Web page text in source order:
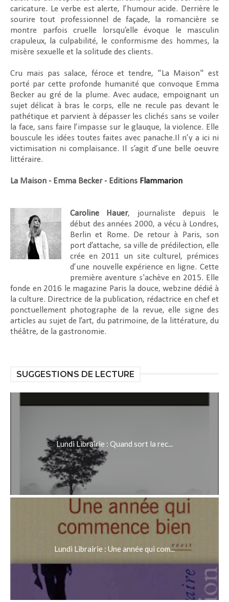
caricature. Le verbe est alerte, l’humour acide. Derrière le
sourire tout professionnel de façade, la romancière se
montre parfois cruelle lorsqu’elle évoque le masculin
crapuleux, la culpabilité, le conformisme des hommes, la
misère sexuelle et la solitude des clients.
Cru mais pas salace, féroce et tendre, " La Maison"est
porté par cette profonde humanité que convoque Emma
Becker au gré de la plume. Avec audace, empoignant un
sujet délicat à bras le corps, elle ne recule pas devant le
pathétique et parvient à dépasser les clichés sans se voiler
la face, sans faire l’impasse sur le glauque, la violence. Elle
bouscule les idées toutes faites avec panache.Il n’y a ici ni
victimisation ni complaisance. Il s’agit d’une belle oeuvre
littéraire.
La Maison - Emma Becker - Editions Flammarion
Caroline Hauer, journaliste depuis le
début des années 2000, a vécu à Londres,
Berlin et Rome. De retour à Paris, son
port d’attache, sa ville de prédilection, elle
crée en 2011 un site culturel, prémices
d’une nouvelle expérience en ligne. Cette
première aventure s'achève en 2015. Elle
fonde en 2016 le magazine Paris la douce, webzine dédié à
la culture. Directrice de la publication, rédactrice en chef et
ponctuellement photographe de la revue, elle signe des
articles au sujet de l’art, du patrimoine, de la littérature, du
théâtre, de la gastronomie.
SUGGESTIONS DE LECTURE
Lundi Librairie : Quand sort la rec...
Lundi Librairie : Une année qui com...